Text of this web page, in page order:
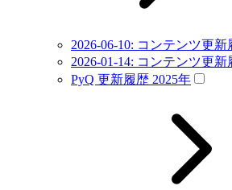
2026-06-10: コンテンツ更新
2026-01-14: コンテンツ更新
PyQ 更新履歴 2025年